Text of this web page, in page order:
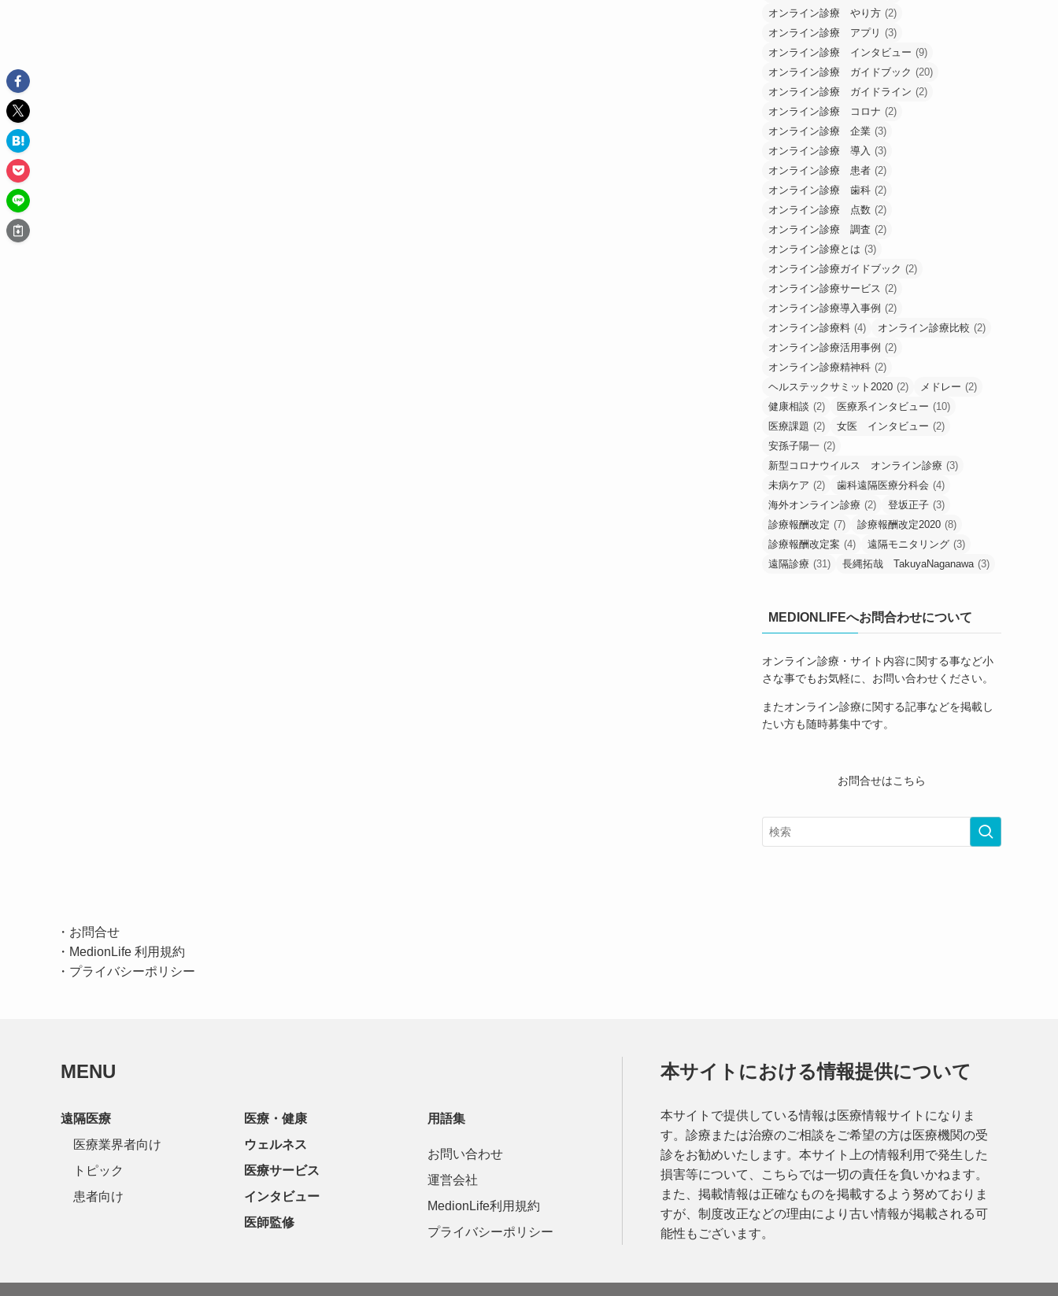
オンライン診療 やり方 (2)
オンライン診療 アプリ (3)
オンライン診療 インタビュー (9)
オンライン診療 ガイドブック (20)
オンライン診療 ガイドライン (2)
オンライン診療 コロナ (2)
オンライン診療 企業 (3)
オンライン診療 導入 (3)
オンライン診療 患者 (2)
オンライン診療 歯科 (2)
オンライン診療 点数 (2)
オンライン診療 調査 (2)
オンライン診療とは (3)
オンライン診療ガイドブック (2)
オンライン診療サービス (2)
オンライン診療導入事例 (2)
オンライン診療料 (4) オンライン診療比較 (2)
オンライン診療活用事例 (2)
オンライン診療精神科 (2)
ヘルステックサミット2020 (2) メドレー (2)
健康相談 (2) 医療系インタビュー (10)
医療課題 (2) 女医 インタビュー (2)
安孫子陽一 (2)
新型コロナウイルス オンライン診療 (3)
未病ケア (2) 歯科遠隔医療分科会 (4)
海外オンライン診療 (2) 登坂正子 (3)
診療報酬改定 (7) 診療報酬改定2020 (8)
診療報酬改定案 (4) 遠隔モニタリング (3)
遠隔診療 (31) 長縄拓哉 TakuyaNaganawa (3)
MEDIONLIFEへお問合わせについて
オンライン診療・サイト内容に関する事など小
さな事でもお気軽に、お問い合わせください。
またオンライン診療に関する記事などを掲載し
たい方も随時募集中です。
お問合せはこちら
・ お問合せ
・ MedionLife 利用規約
・ プライバシーポリシー
MENU
遠隔医療
医療業界者向け
トピック
患者向け
医療・健康
ウェルネス
医療サービス
インタビュー
医師監修
用語集
お問い合わせ
運営会社
MedionLife利用規約
プライバシーポリシー
本サイトにおける情報提供について
本サイトで提供している情報は医療情報サイトになりま
す。診療または治療のご相談をご希望の方は医療機関の受
診をお勧めいたします。本サイト上の情報利用で発生した
損害等について、こちらでは一切の責任を負いかねます。
また、掲載情報は正確なものを掲載するよう努めておりま
すが、制度改正などの理由により古い情報が掲載される可
能性もございます。